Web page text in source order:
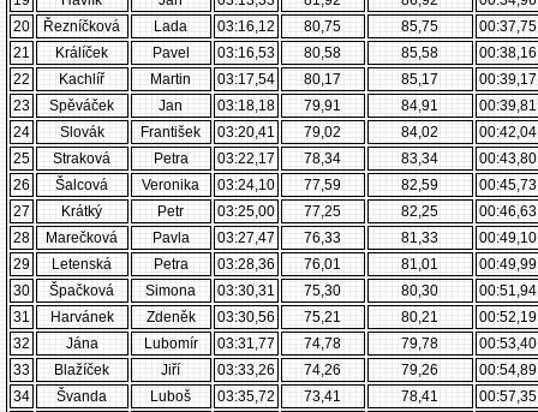
20
Řezníčková Lada 03:16,12 80,75 85,75
00:37,75
21
Králíček Pavel 03:16,53 80,58 85,58
00:38,16
22
Kachlíř Martin 03:17,54 80,17 85,17
00:39,17
23
Spěváček Jan 03:18,18 79,91 84,91
00:39,81
24
Slovák František 03:20,41 79,02 84,02
00:42,04
25
Straková Petra 03:22,17 78,34 83,34
00:43,80
26
Šalcová Veronika 03:24,10 77,59 82,59
00:45,73
27
Krátký Petr 03:25,00 77,25 82,25
00:46,63
28
Marečková Pavla 03:27,47 76,33 81,33
00:49,10
29
Letenská Petra 03:28,36 76,01 81,01
00:49,99
30
Špačková Simona 03:30,31 75,30 80,30
00:51,94
31
Harvánek Zdeněk 03:30,56 75,21 80,21
00:52,19
32
Jána Lubomír 03:31,77 74,78 79,78
00:53,40
33
Blažíček Jiří 03:33,26 74,26 79,26
00:54,89
34
Švanda Luboš 03:35,72 73,41 78,41
00:57,35